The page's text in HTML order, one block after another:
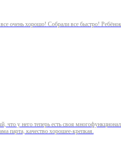
очень хорошо! Собрали все быстро!
у него теперь есть своя
парта, качество хорошее-крепкая.